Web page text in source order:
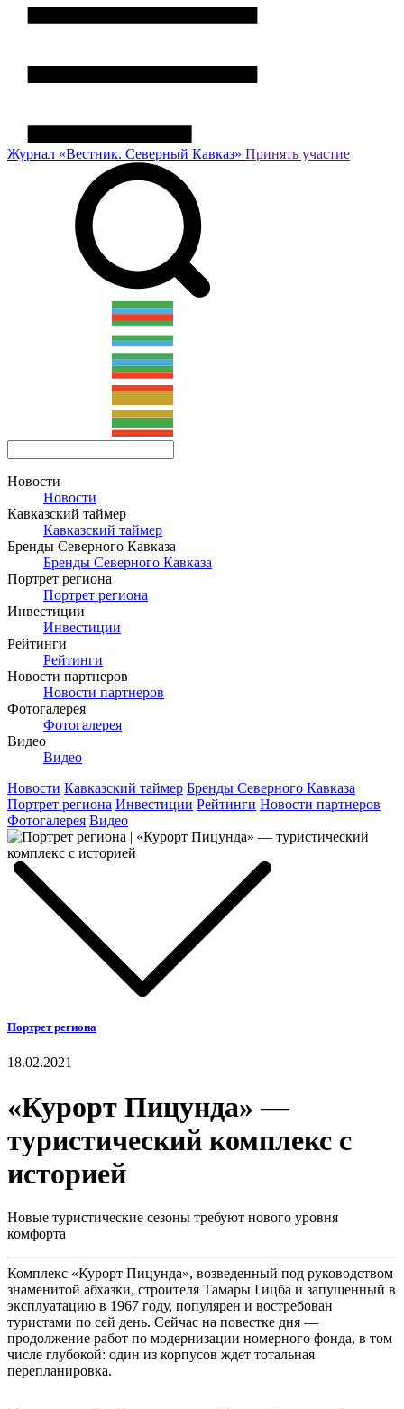
Журнал «Вестник. Северный Кавказ» Принять участие
Новости
Новости
Кавказский таймер
Кавказский таймер
Бренды Северного Кавказа
Бренды Северного Кавказа
Портрет региона
Портрет региона
Инвестиции
Инвестиции
Рейтинги
Рейтинги
Новости партнеров
Новости партнеров
Фотогалерея
Фотогалерея
Видео
Видео
Новости Кавказский таймер Бренды Северного Кавказа
Портрет региона Инвестиции Рейтинги Новости партнеров
Фотогалерея Видео
Портрет региона
18.02.2021
«Курорт Пицунда» —
туристический комплекс с
историей
Новые туристические сезоны требуют нового уровня
комфорта
Комплекс «Курорт Пицунда», возведенный под руководством
знаменитой абхазки, строителя Тамары Гицба и запущенный в
эксплуатацию в 1967 году, популярен и востребован
туристами по сей день. Сейчас на повестке дня —
продолжение работ по модернизации номерного фонда, в том
числе глубокой: один из корпусов ждет тотальная
перепланировка.